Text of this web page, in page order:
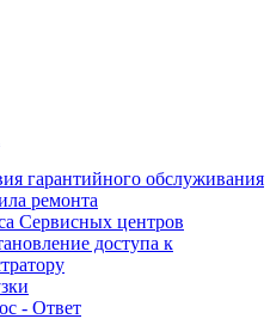
гарантийного обслуживания
ремонта
Сервисных центров
доступа к
- Ответ